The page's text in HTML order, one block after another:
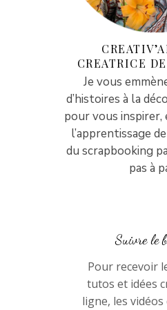
CREATRICE
Je vous
d’histoires à la
pour vous inspirer,
l’apprentissage
du scrapbooking
pas à
Suivre le
Pour recevoir
tutos et idées
ligne, les